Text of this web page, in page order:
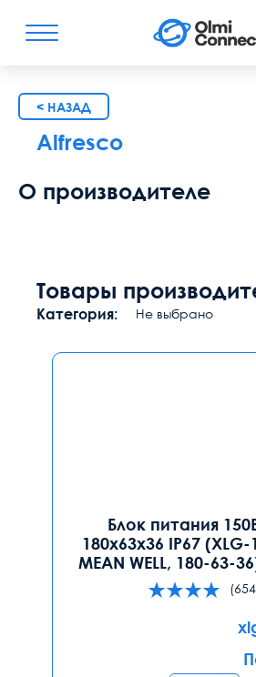
< НАЗАД
Alfresco
О производителе
Товары
Категория: Не выбрано
Блок питания
180x63x36 IP67
MEAN WELL, 180-63-